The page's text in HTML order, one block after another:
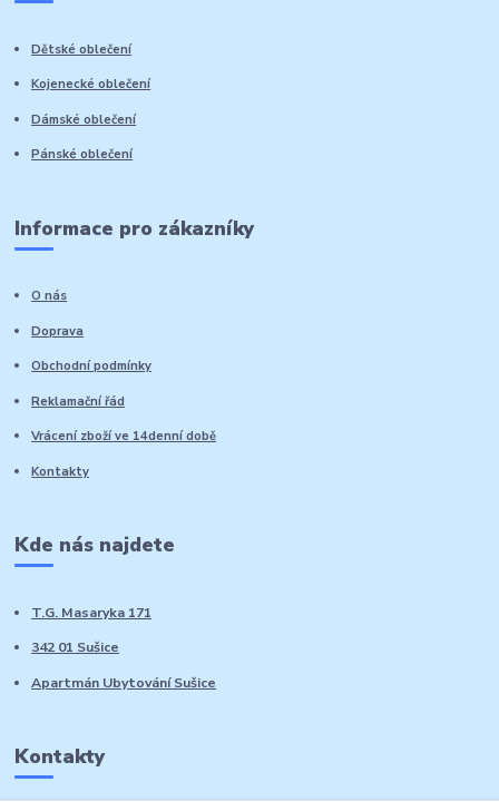
Dětské oblečení
Kojenecké oblečení
Dámské oblečení
Pánské oblečení
Informace pro zákazníky
O nás
Doprava
Obchodní podmínky
Reklamační řád
Vrácení zboží ve 14denní době
Kontakty
Kde nás najdete
T.G. Masaryka 171
342 01 Sušice
Apartmán Ubytování Sušice
Kontakty